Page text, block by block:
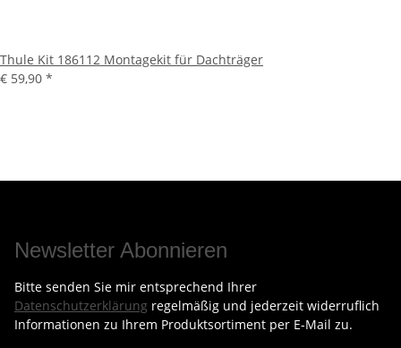
Thule Kit 186112 Montagekit für Dachträger
€ 59,90 *
Newsletter Abonnieren
Bitte senden Sie mir entsprechend Ihrer
Datenschutzerklärung regelmäßig und jederzeit widerruflich
Informationen zu Ihrem Produktsortiment per E-Mail zu.